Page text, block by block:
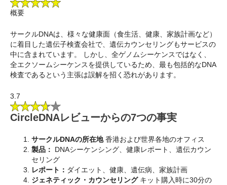
概要
サークルDNAは、様々な健康面（食生活、健康、家族計画など）
に着目した遺伝子検査会社で、遺伝カウンセリングもサービスの
中に含まれています。 しかし、全ゲノムシーケンスではなく、
全エクソームシーケンスを提供しているため、最も包括的なDNA
検査であるという主張は誤解を招く恐れがあります。
3.7
CircleDNAレビューからの7つの事実
サークルDNAの所在地香港および世界各地のオフィス
製品：
DNAシーケンシング、健康レポート、遺伝カウン
セリング
レポート： ダイエット、健康、遺伝病、家族計画
ジェネティック・カウンセリング キット購入時に30分の